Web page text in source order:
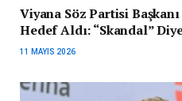
Viyana Söz Partisi
Hedef Aldı: “Skandal”
11 MAYIS 2026